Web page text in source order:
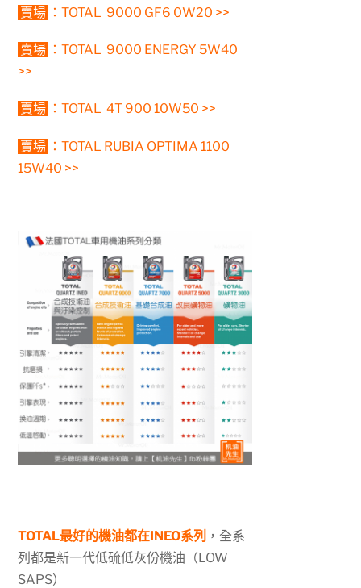
賣場 ：TOTAL 9000 GF6 0W20 >>
賣場 ：TOTAL 9000 ENERGY 5W40
>>
賣場 ：TOTAL 4T 900 10W50 >>
賣場 ：TOTAL RUBIA OPTIMA 1100
15W40 >>
TOTAL最好的機油都在INEO系列 ，全系
列都是新一代低硫低灰份機油（LOW
SAPS）